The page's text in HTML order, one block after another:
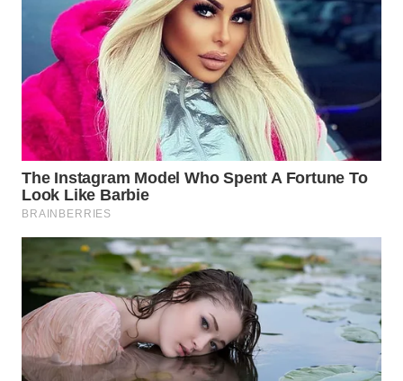
WN
MANDALIKA
WN
LIKUPANG
WN
LABUANBAJO
WN
Wahana
Media
Group
WAHANA
NEWS